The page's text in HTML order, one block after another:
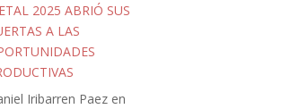
2025 ABRIÓ SUS
A LAS
Iribarren Paez en